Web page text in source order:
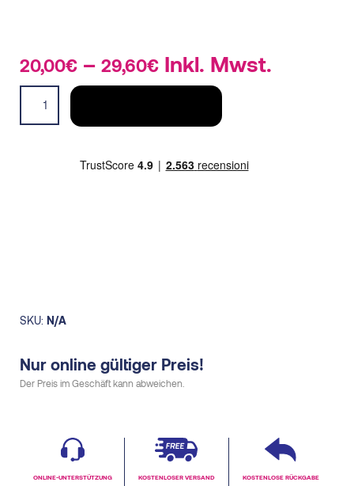
20,00€ – 29,60€ Price
range:
through
Inkl. Mwst.
Visor
SKU: N/A
Nur online gültiger Preis!
Der Preis im Geschäft kann abweichen.
ONLINE-UNTERSTÜTZUNG
KOSTENLOSER VERSAND
KOSTENLOSE RÜCKGABE